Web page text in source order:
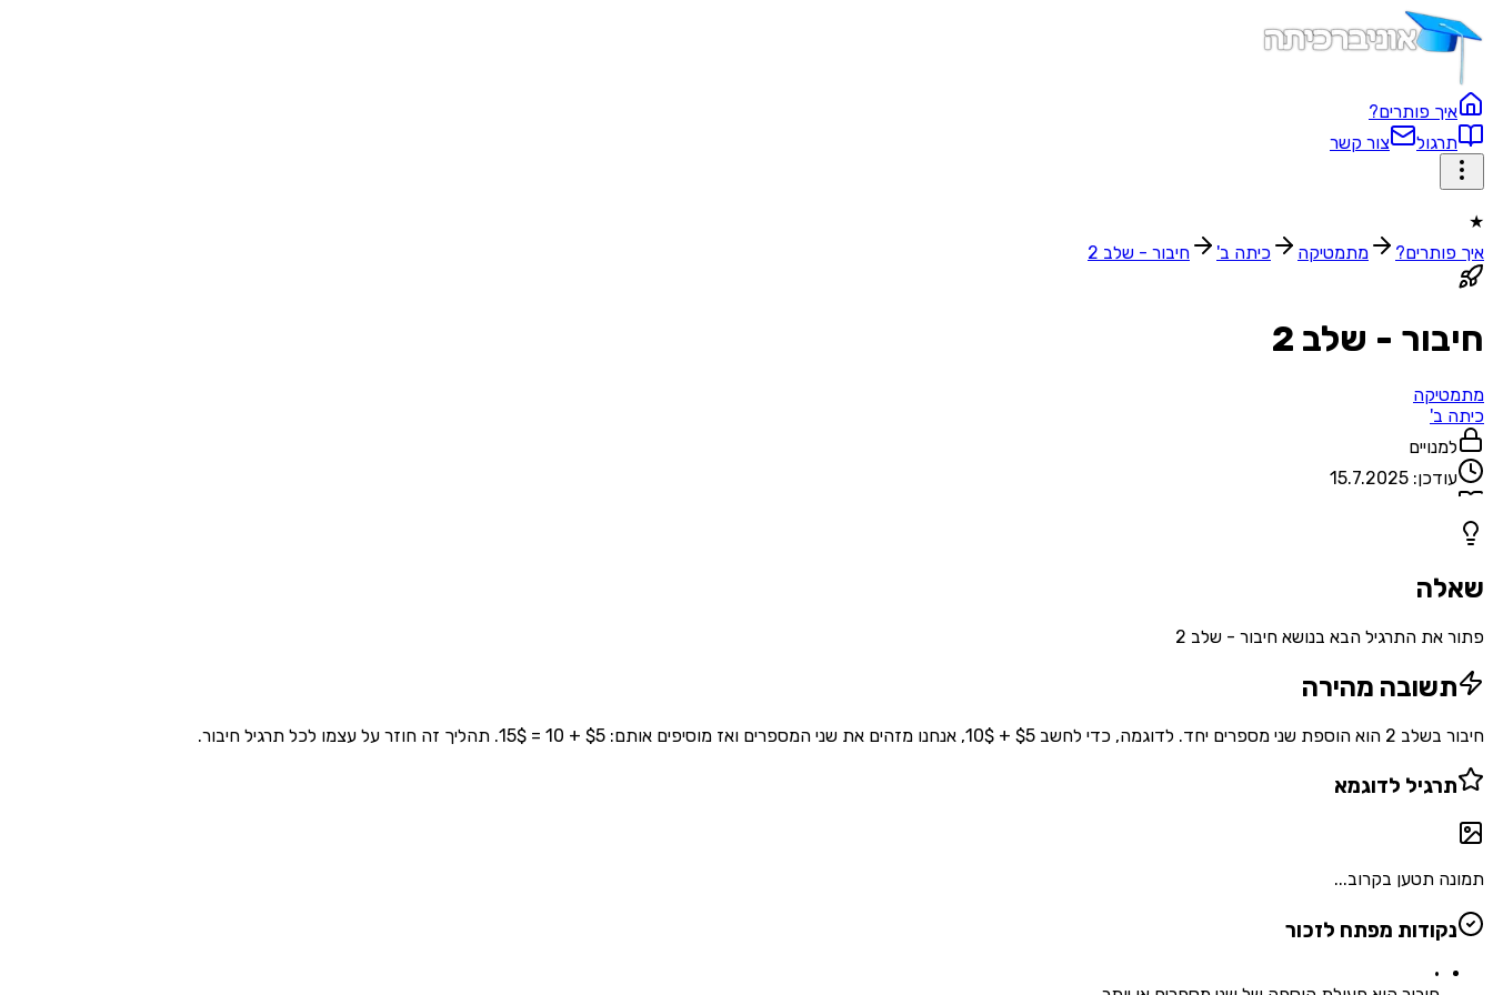
איך פותרים?
תרגול
צור קשר
★
איך פותרים?
מתמטיקה כיתה ב' חיבור - שלב 2
חיבור - שלב 2
מתמטיקה
כיתה ב'
למנויים
עודכן: 15.7.2025
שאלה
פתור את התרגיל הבא בנושא חיבור - שלב 2
תשובה מהירה
חיבור בשלב 2 הוא הוספת שני מספרים יחד. לדוגמה, כדי לחשב $5 + 10$, אנחנו מזהים את שני המספרים ואז מוסיפים אותם: $5 + 10 = 15$. תהליך זה חוזר על עצמו לכל תרגיל חיבור.
תרגיל לדוגמא
תמונה תטען בקרוב...
נקודות מפתח לזכור
•